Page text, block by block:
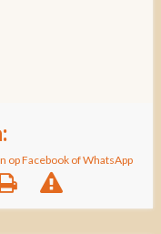
op Facebook of WhatsApp